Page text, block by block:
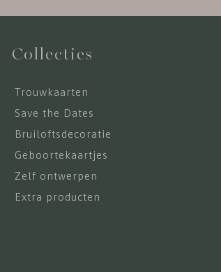
Collecties
Trouwkaarten
Save the Dates
Bruiloftsdecoratie
Geboortekaartjes
Zelf ontwerpen
Extra producten